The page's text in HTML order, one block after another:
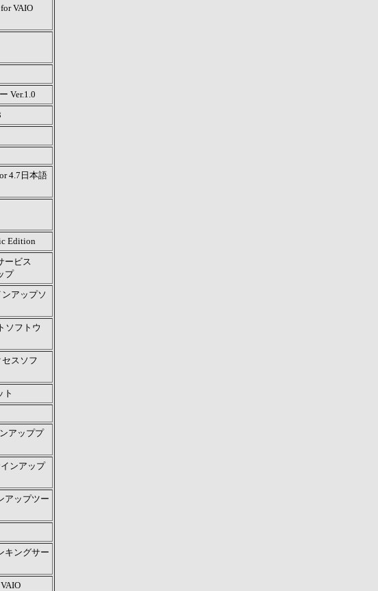
VAIO
Ver.1.0
4.7日本語
Edition
ービス
プ
アップソ
ソフトウ
セスソフ
ト
アッププ
ンアップ
アップツー
キングサー